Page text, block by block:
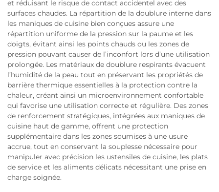
et réduisant le risque de contact accidentel avec des
surfaces chaudes. La répartition de la doublure interne dans
les maniques de cuisine bien conçues assure une
répartition uniforme de la pression sur la paume et les
doigts, évitant ainsi les points chauds ou les zones de
pression pouvant causer de l’inconfort lors d’une utilisation
prolongée. Les matériaux de doublure respirants évacuent
l’humidité de la peau tout en préservant les propriétés de
barrière thermique essentielles à la protection contre la
chaleur, créant ainsi un microenvironnement confortable
qui favorise une utilisation correcte et régulière. Des zones
de renforcement stratégiques, intégrées aux maniques de
cuisine haut de gamme, offrent une protection
supplémentaire dans les zones soumises à une usure
accrue, tout en conservant la souplesse nécessaire pour
manipuler avec précision les ustensiles de cuisine, les plats
de service et les aliments délicats nécessitant une prise en
charge soignée.